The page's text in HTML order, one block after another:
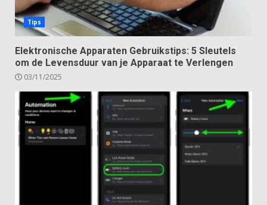
Tips
Elektronische Apparaten Gebruikstips: 5 Sleutels
om de Levensduur van je Apparaat te Verlengen
03/11/2025